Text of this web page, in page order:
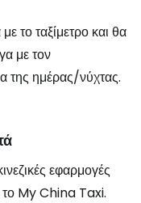
το ταξίμετρο και θα
με τον
της ημέρας/νύχτας.
εφαρμογές
My China Taxi.